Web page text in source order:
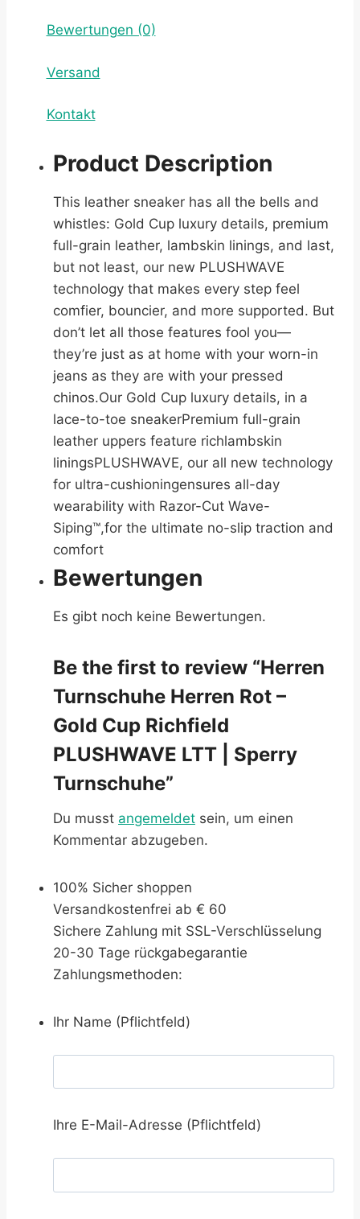
Bewertungen (0)
Versand
Kontakt
Product Description
This leather sneaker has all the bells and
whistles: Gold Cup luxury details, premium
full-grain leather, lambskin linings, and last,
but not least, our new PLUSHWAVE
technology that makes every step feel
comfier, bouncier, and more supported. But
don’t let all those features fool you—
they’re just as at home with your worn-in
jeans as they are with your pressed
chinos.Our Gold Cup luxury details, in a
lace-to-toe sneakerPremium full-grain
leather uppers feature richlambskin
liningsPLUSHWAVE, our all new technology
for ultra-cushioningensures all-day
wearability with Razor-Cut Wave-
Siping™,for the ultimate no-slip traction and
comfort
Bewertungen
Es gibt noch keine Bewertungen.
Be the first to review “Herren
Turnschuhe Herren Rot –
Gold Cup Richfield
PLUSHWAVE LTT | Sperry
Turnschuhe”
Du musst angemeldet sein, um einen
Kommentar abzugeben.
100% Sicher shoppen
Versandkostenfrei ab € 60
Sichere Zahlung mit SSL-Verschlüsselung
20-30 Tage rückgabegarantie
Zahlungsmethoden:
Ihr Name (Pflichtfeld)
Ihre E-Mail-Adresse (Pflichtfeld)